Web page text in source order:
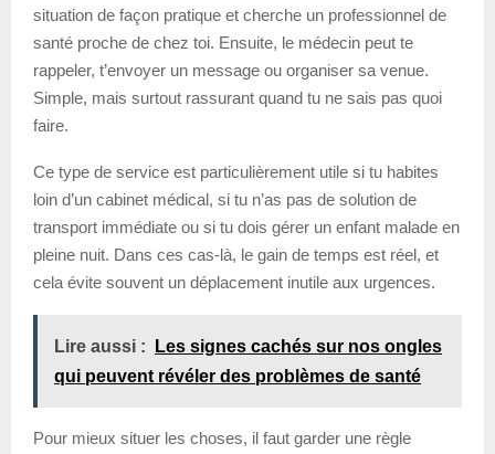
situation de façon pratique et cherche un professionnel de
santé proche de chez toi. Ensuite, le médecin peut te
rappeler, t’envoyer un message ou organiser sa venue.
Simple, mais surtout rassurant quand tu ne sais pas quoi
faire.
Ce type de service est particulièrement utile si tu habites
loin d’un cabinet médical, si tu n’as pas de solution de
transport immédiate ou si tu dois gérer un enfant malade en
pleine nuit. Dans ces cas-là, le gain de temps est réel, et
cela évite souvent un déplacement inutile aux urgences.
Lire aussi :
Les signes cachés sur nos ongles
qui peuvent révéler des problèmes de santé
Pour mieux situer les choses, il faut garder une règle